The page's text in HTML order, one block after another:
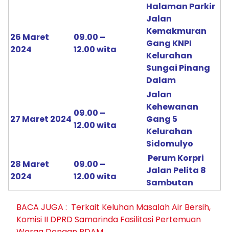
26 Maret
2024
09.00 –
12.00 wita
Halaman Parkir
Jalan
Kemakmuran
Gang KNPI
Kelurahan
Sungai Pinang
Dalam
27 Maret 2024
09.00 –
12.00 wita
Jalan
Kehewanan
Gang 5
Kelurahan
Sidomulyo
28 Maret
2024
09.00 –
12.00 wita
Perum Korpri
Jalan Pelita 8
Sambutan
BACA JUGA : Terkait Keluhan Masalah Air Bersih,
Komisi II DPRD Samarinda Fasilitasi Pertemuan